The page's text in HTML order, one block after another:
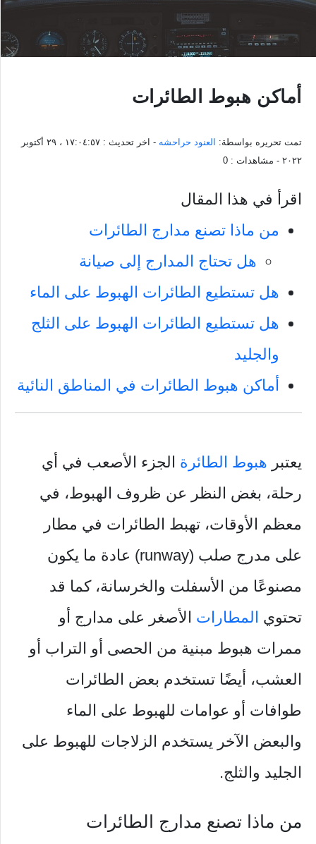
أماكن هبوط الطائرات
تمت تحريره بواسطة: العنود حراحشه - اخر تحديث :
١٧:٠٤:٥٧ ، ٢٩ أكتوبر
٢٠٢٢ - مشاهدات : 0
اقرأ في هذا المقال
من ماذا تصنع مدارج الطائرات
هل تحتاج المدارج إلى صيانة
هل تستطيع الطائرات الهبوط على الماء
هل تستطيع الطائرات الهبوط على الثلج
والجليد
أماكن هبوط الطائرات في المناطق النائية
يعتبر هبوط الطائرة الجزء الأصعب في أي
رحلة، بغض النظر عن ظروف الهبوط، في
معظم الأوقات، تهبط الطائرات في مطار
على مدرج صلب (runway) عادة ما يكون
مصنوعًا من الأسفلت والخرسانة، كما قد
تحتوي المطارات الأصغر على مدارج أو
ممرات هبوط مبنية من الحصى أو التراب أو
العشب، أيضًا تستخدم بعض الطائرات
طوافات أو عوامات للهبوط على الماء
والبعض الآخر يستخدم الزلاجات للهبوط على
الجليد والثلج.
من ماذا تصنع مدارج الطائرات